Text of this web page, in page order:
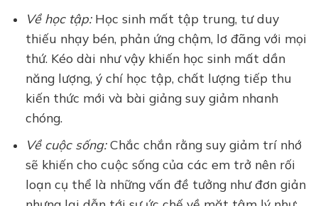
Về học tập: Học sinh mất tập trung, tư duy
thiếu nhạy bén, phản ứng chậm, lơ đãng với mọi
thứ. Kéo dài như vậy khiến học sinh mất dần
năng lượng, ý chí học tập, chất lượng tiếp thu
kiến thức mới và bài giảng suy giảm nhanh
chóng.
Về cuộc sống:Chắc chắn rằng suy giảm trí nhớ
sẽ khiến cho cuộc sống của các em trở nên rối
loạn cụ thể là những vấn đề tưởng như đơn giản